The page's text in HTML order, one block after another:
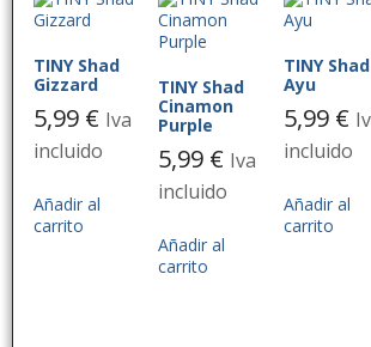
TINY Shad
Gizzard
5,99 € Iva
incluido
Añadir al
carrito
TINY Shad
Cinamon
Purple
5,99 € Iva
incluido
Añadir al
carrito
TINY Shad
Ayu
5,99 €
incluido
Añadir al
carrito